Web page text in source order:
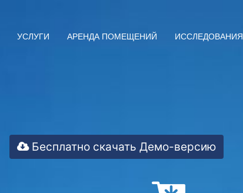
УСЛУГИ АРЕНДА ПОМЕЩЕНИЙ ИССЛЕДОВАНИЯ
Бесплатно скачать Демо-версию